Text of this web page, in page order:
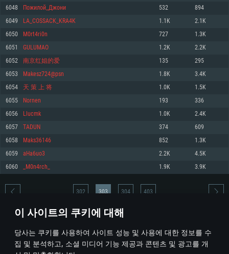
이 사이트의 쿠키에 대해
당사는 쿠키를 사용하여 사이트 성능 및 사용에 대한 정보를 수
집 및 분석하고, 소셜 미디어 기능 제공과 콘텐츠 및 광고를 개
운영체제: Windows 10 (64 bit)
프로세서: 2.2 GHz 듀얼코어 이상
메모리: 4GB
그래픽 카드: DirectX 11 이상을 지원하는 AMD Radeon 77XX / NVIDIA
GeForce GT 660. 최소 사양 해상도: 720p
네트워크: 브로드밴드 인터넷
여유 저장 공간: 22.1 GB (최소 클라이언트)
권장 사양
570 혹은 그 이상
여유 저장 공간: 62.2 GB (전체 클라이언트)
운영체제: Mac OS Big Sur 11.0
프로세서: 최소 2.2 GHz의 Core i5 (Intel Xeon 은 지원하지 않습니다)
메모리: 6 GB
그래픽 카드: Metal 을 지원하는 Intel Iris Pro 5200 (Mac), 혹은 이와 비슷한 성
능을 가지는 Mac 버전의 AMD/Nvidia. 최소 해상도: 720p
네트워크: 브로드밴드 인터넷
여유 저장 공간: 22.1 GB (최소 클라이언트)
권장 사양
네트워크: 브로드밴드 인터넷
여유 저장 공간: 62.2 GB (전체 클라이언트)
운영체제: 64bit Linux 중 최신 버전
프로세서: 2.4 GHz 듀얼코어
메모리: 4 GB
그래픽 카드: Vulkan 을 지원하고, 최신 그래픽 드라이버를 지원하는 NVIDIA
660 (6개월 미만) 혹은 그와 동급의 성능을 가지며 최신 그래픽 드라이버를 지
원하는 AMD (6개월 미만; 최소사양 지원 해상도 720p)
네트워크: 브로드밴드 인터넷
여유 저장 공간: 22.1 GB (최소 클라이언트)
권장 사양
운영체제: Ubuntu 20.04 64bit
프로세서: Intel Core i7
메모리: 16 GB
그래픽 카드: Vulkan 을 지원하고, 최신 그래픽 드라이버를 지원하는 NVIDIA
1060 (6개월 미만) 혹은 그와 동급의 성능을 가지며 최신 그래픽 드라이버를
지원하는 AMD RX 570 (6개월 미만; 최소사양 지원 해상도 720p) 이상
여유 저장 공간: 62.2 GB (전체 클라이언트)
6048 Пожилой_Джони 532 894
6049 LA_COSSACK_KRA4K 1.1K 2.1K
6050 M0rt4ri0n 727 1.3K
6051 GULUMAO 1.2K 2.2K
6052 南京红姐的爱 135 295
6053 Makesz724@psn 1.8K 3.4K
6054 天 策 上 将 1.0K 1.5K
6055 Nornen 193 336
6056 Llucmk 1.0K 2.4K
6057 TADUN 374 609
6058 Maks36146 852 1.3K
6059 aHa6uo3 2.2K 4.5K
6060 _M0n4rch_ 1.9K 3.9K
* 순위표는 매일 1회 갱신됩니다
302 303 304 403